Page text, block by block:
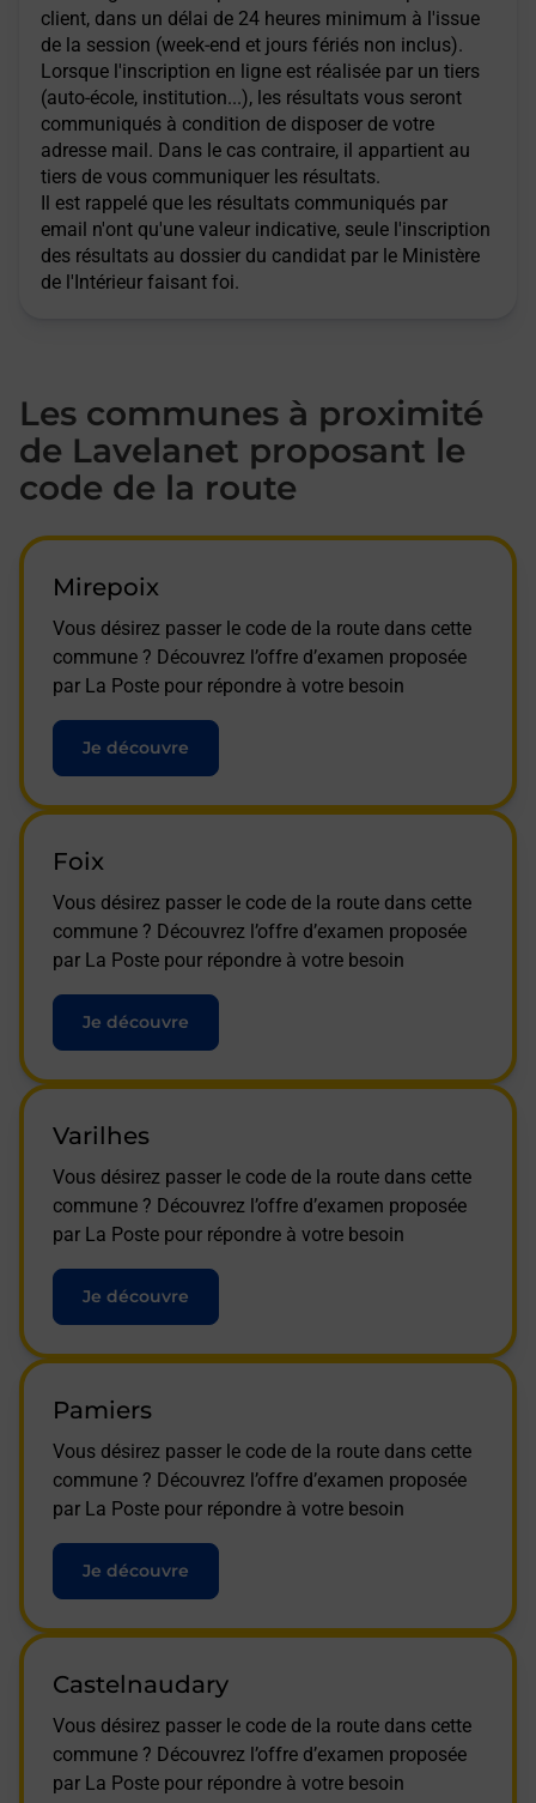
client, dans un délai de 24 heures minimum à l'issue
de la session (week-end et jours fériés non inclus).
Lorsque l'inscription en ligne est réalisée par un tiers
(auto-école, institution...), les résultats vous seront
communiqués à condition de disposer de votre
adresse mail. Dans le cas contraire, il appartient au
tiers de vous communiquer les résultats.
Il est rappelé que les résultats communiqués par
email n'ont qu'une valeur indicative, seule l'inscription
des résultats au dossier du candidat par le Ministère
de l'Intérieur faisant foi.
Les communes à proximité
de Lavelanet proposant le
code de la route
Mirepoix
Vous désirez passer le code de la route dans cette
commune ? Découvrez l’offre d’examen proposée
par La Poste pour répondre à votre besoin
Je découvre
Foix
Vous désirez passer le code de la route dans cette
commune ? Découvrez l’offre d’examen proposée
par La Poste pour répondre à votre besoin
Je découvre
Varilhes
Vous désirez passer le code de la route dans cette
commune ? Découvrez l’offre d’examen proposée
par La Poste pour répondre à votre besoin
Je découvre
Pamiers
Vous désirez passer le code de la route dans cette
commune ? Découvrez l’offre d’examen proposée
par La Poste pour répondre à votre besoin
Je découvre
Castelnaudary
Vous désirez passer le code de la route dans cette
commune ? Découvrez l’offre d’examen proposée
par La Poste pour répondre à votre besoin